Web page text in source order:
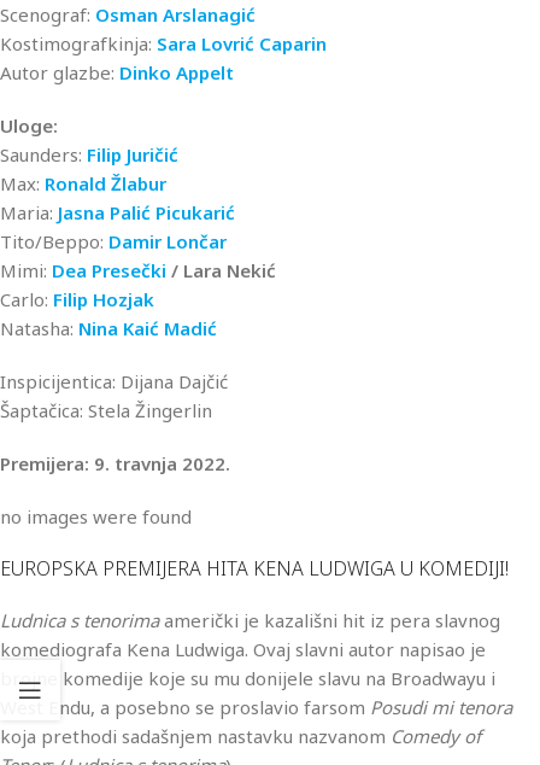
Scenograf: Osman Arslanagić
Kostimografkinja: Sara Lovrić Caparin
Autor glazbe: Dinko Appelt
Uloge:
Saunders: Filip Juričić
Max: Ronald Žlabur
Maria: Jasna Palić Picukarić
Tito/Beppo: Damir Lončar
Mimi: Dea Presečki / Lara Nekić
Carlo: Filip Hozjak
Natasha: Nina Kaić Madić
Inspicijentica: Dijana Dajčić
Šaptačica: Stela Žingerlin
Premijera: 9. travnja 2022.
no images were found
EUROPSKA PREMIJERA HITA KENA LUDWIGA U KOMEDIJI!
Ludnica s tenorimaamerički je kazališni hit iz pera slavnog
komediografa Kena Ludwiga. Ovaj slavni autor napisao je
brojne komedije koje su mu donijele slavu na Broadwayu i
West Endu, a posebno se proslavio farsom Posudi mi tenora
koja prethodi sadašnjem nastavku nazvanom Comedy of